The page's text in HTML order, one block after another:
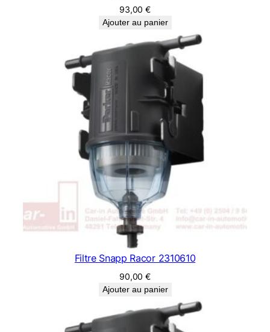
93,00€
Ajouter au panier
Filtre Snapp Racor 2310610
90,00€
Ajouter au panier